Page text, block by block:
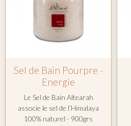
Sel de Bain Pourpre -
Energie
Le Sel de Bain Altearah
associe le sel de l’Himalaya
100% naturel - 900grs